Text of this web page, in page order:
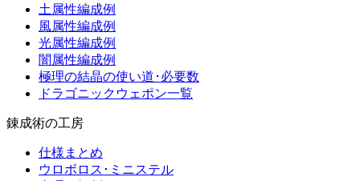
土属性編成例
風属性編成例
光属性編成例
闇属性編成例
極理の結晶の使い道･必要数
ドラゴニックウェポン一覧
錬成術の工房
仕様まとめ
ウロボロス･ミニステル